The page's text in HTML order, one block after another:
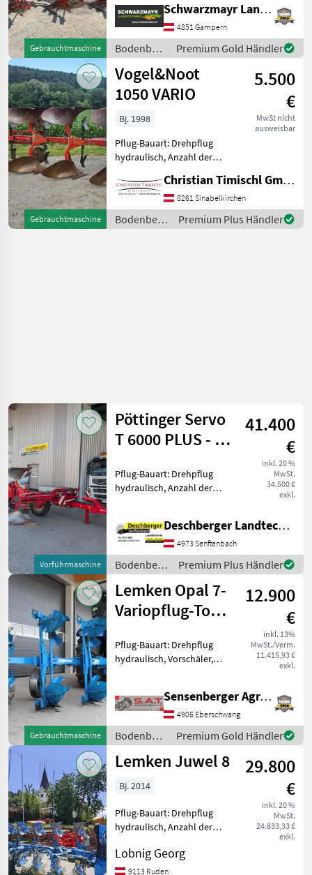
Gebrauchtmaschine
Volldrehpflug 3-scharig -
mit 3-Pnktanbau - mit
hydraulischer Wendung -
mit Streigenkör
Schwarzmayr Landtechnik GmbH - Gampern
4851 Gampern
Bodenbearbeitung
/ Pöttinger
Premium Gold Händler
Gebrauchtmaschine
Vogel&Noot
1050 VARIO
5.500
€
MwSt nicht
ausweisbar
Bj. 1998
Pflug-Bauart: Drehpflug
hydraulisch, Anzahl der
Maiseinleger, Scheibensech,
hydr.
Schnittbreitenverstellung,
Stützrad, Vorschäler
Christian Timischl GmbH
8261 Sinabelkirchen
Bodenbearbeitung
/
Premium Plus Händler
Vorführmaschine
Pöttinger Servo
T 6000 PLUS - 7
41.400
€
inkl. 20 %
MwSt.
34.500 €
exkl.
Pflug-Bauart: Drehpflug
hydraulisch, Anzahl der
hydr.
Schnittbreitenverstellung,
Stützrad, Vorschäler
Gebrauchter Pflug
Deschberger Landtechnik GmbH
4973 Senftenbach
Bodenbearbeitung
/ Pöttinger
Premium Plus Händler
Gebrauchtmaschine
Lemken Opal 7-
Variopflug-Top
12.900
€
inkl. 13%
MwSt./Verm.
11.415,93 €
exkl.
Pflug-Bauart: Drehpflug
hydraulisch, Vorschäler,
Schnittbreitenverstellung,
Steinsicherung, Stützrad
Lemken Opal 7 -4 schar
Wender -Vor
Sensenberger Agrar-Technik
4906 Eberschwang
Bodenbearbeitung
/ Lemken
Premium Gold Händler
Lemken Juwel 8
29.800
€
inkl. 20 %
MwSt.
24.833,33 €
exkl.
Bj. 2014
Pflug-Bauart: Drehpflug
hydraulisch, Anzahl der
Maiseinleger, hydr.
Schnittbreitenverstellung,
Lobnig Georg
9113 Ruden